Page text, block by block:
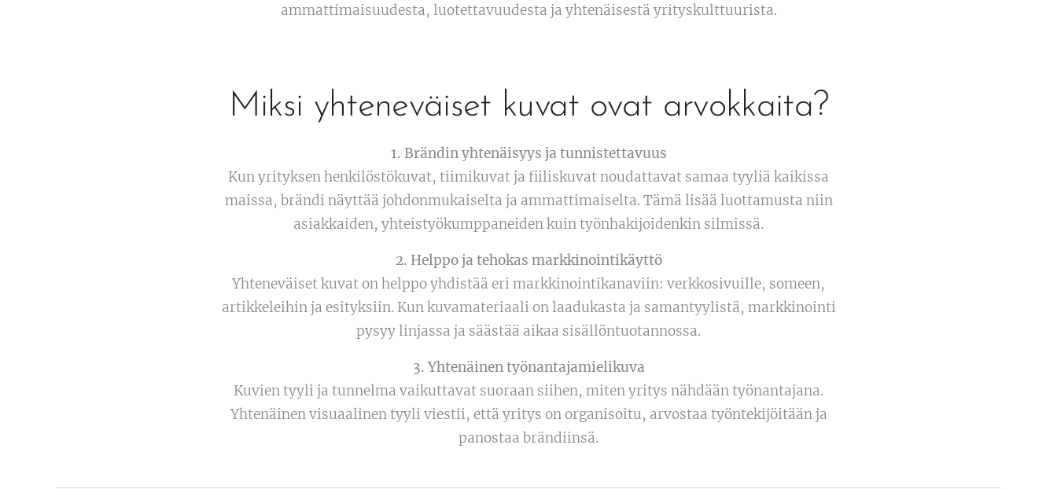
ammattimaisuudesta, luotettavuudesta ja yhtenäisestä yrityskulttuurista.
Miksi yhteneväiset kuvat ovat arvokkaita?
1. Brändin yhtenäisyys ja tunnistettavuus
Kun yrityksen henkilöstökuvat, tiimikuvat ja fiiliskuvat noudattavat samaa tyyliä kaikissa
maissa, brändi näyttää johdonmukaiselta ja ammattimaiselta. Tämä lisää luottamusta niin
asiakkaiden, yhteistyökumppaneiden kuin työnhakijoidenkin silmissä.
2. Helppo ja tehokas markkinointikäyttö
Yhteneväiset kuvat on helppo yhdistää eri markkinointikanaviin: verkkosivuille, someen,
artikkeleihin ja esityksiin. Kun kuvamateriaali on laadukasta ja samantyylistä, markkinointi
pysyy linjassa ja säästää aikaa sisällöntuotannossa.
3. Yhtenäinen työnantajamielikuva
Kuvien tyyli ja tunnelma vaikuttavat suoraan siihen, miten yritys nähdään työnantajana.
Yhtenäinen visuaalinen tyyli viestii, että yritys on organisoitu, arvostaa työntekijöitään ja
panostaa brändiinsä.